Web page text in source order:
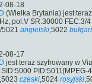
08-18
(Wielka Brytania) jest
pol.V SR:30000 FEC:3/
/5021 angielski,5022
08-17
jest teraz szyfrowany w
PID:5011[MPEG-
,5023 czeski,5024 rosyjski